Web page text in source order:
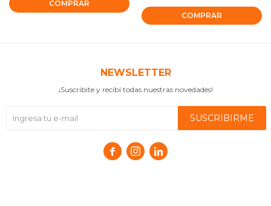
NEWSLETTER
¡Suscribite y recibí todas nuestras novedades!
SUSCRIBIRME
  